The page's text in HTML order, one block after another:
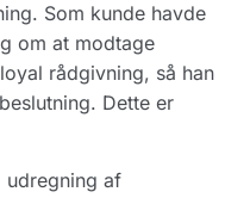
Som kunde havde
om at modtage
rådgivning, så han
Dette er
udregning af